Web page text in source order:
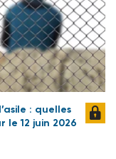
: quelles
le 12 juin 2026